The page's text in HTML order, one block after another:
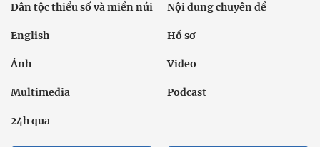
Dân tộc thiểu số và miền núi Nội dung chuyên đề
English Hồ sơ
Ảnh Video
Multimedia Podcast
24h qua